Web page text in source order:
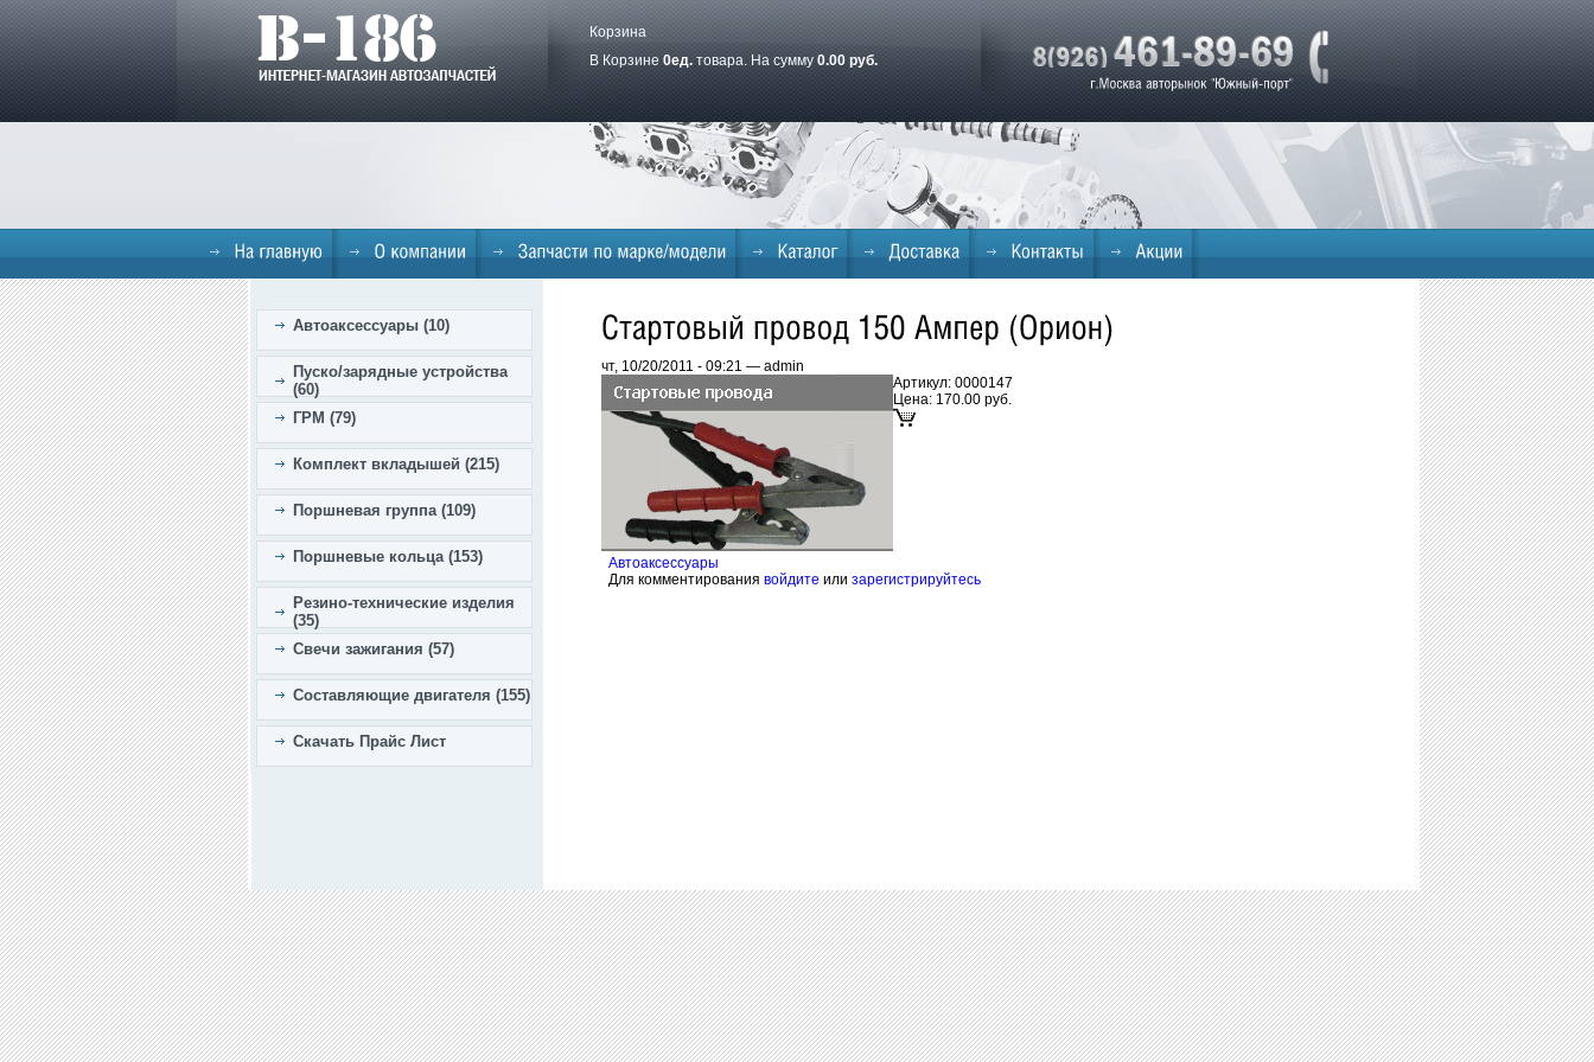
Корзина
В Корзине 0ед. товара. На сумму 0.00 руб.
Автоаксессуары (10)
Пуско/зарядные устройства
(60)
ГРМ (79)
Комплект вкладышей (215)
Поршневая группа (109)
Поршневые кольца (153)
Резино-технические изделия
(35)
Свечи зажигания (57)
Составляющие двигателя (155)
Скачать Прайс Лист
чт, 10/20/2011 - 09:21 — admin
Артикул: 0000147
Цена: 170.00 руб.
Автоаксессуары
Для комментирования войдите или зарегистрируйтесь